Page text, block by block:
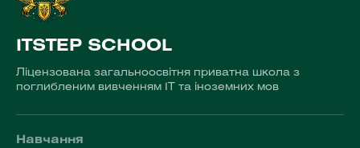
ITSTEP SCHOOL
Ліцензована загальноосвітня приватна школа з
поглибленим вивченням ІТ та іноземних мов
Навчання